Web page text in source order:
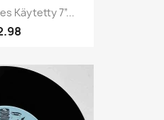
Käytetty 7”...